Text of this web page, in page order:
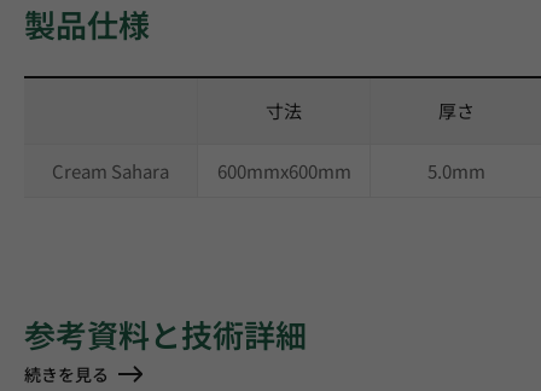
製品仕様
寸法 厚さ
Cream Sahara 600mmx600mm 5.0mm
参考資料と技術詳細
続きを見る